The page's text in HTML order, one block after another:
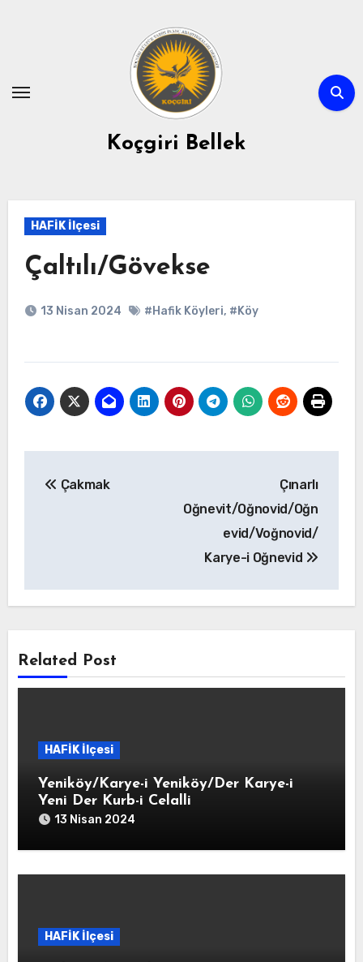
Koçgiri Bellek
HAFİK İlçesi
Çaltılı/Gövekse
13 Nisan 2024 #Hafik Köyleri, #Köy
gezinmesi
Çakmak
Çınarlı
Oğnevit/Oğnovid/Oğn
evid/Voğnovid/
Karye-i Oğnevid
Related Post
HAFİK İlçesi
Yeniköy/Karye-i Yeniköy/Der Karye-i
Yeni Der Kurb-i Celalli
13 Nisan 2024
HAFİK İlçesi